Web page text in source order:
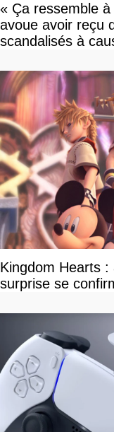
« Ça ressemble
avoue avoir reçu
scandalisés à
Kingdom Hearts
surprise se